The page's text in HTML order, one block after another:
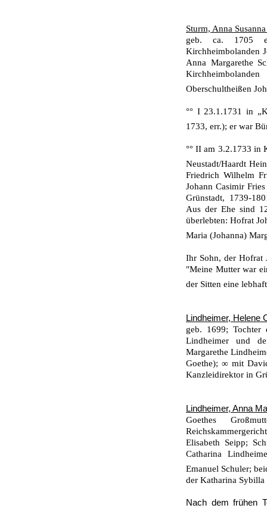
Sturm, Anna
geb. ca. 1705
Kirchheimbolanden
Anna Margarethe
Oberschultheißen
°° I 23.1.1731 in
1733, err.); er war
°° II am 3.2.1733 in
Neustadt/Haardt
Friedrich Wilhelm
Johann Casimir
Grünstadt, 1739-
Aus der Ehe sind
überlebten: Hofrat
Maria (Johanna)
Ihr Sohn, der Hofrat
"Meine Mutter war
der Sitten eine
Lindheimer, Helene
geb. 1699; Tochter
Lindheimer und
Margarethe
Goethe); ∞ mit
Kanzleidirektor in
Lindheimer, Anna
Goethes
Elisabeth Seipp;
Catharina
Emanuel Schuler;
der Katharina
Nach dem frühen